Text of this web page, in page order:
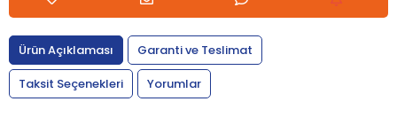
Ürün Açıklaması
Garanti ve Teslimat
Taksit Seçenekleri
Yorumlar